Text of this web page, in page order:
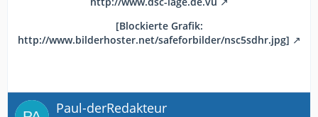
[Blockierte Grafik:
http://www.bilderhoster.net/safeforbilder/nsc5sdhr.jpg]
Paul-derRedakteur